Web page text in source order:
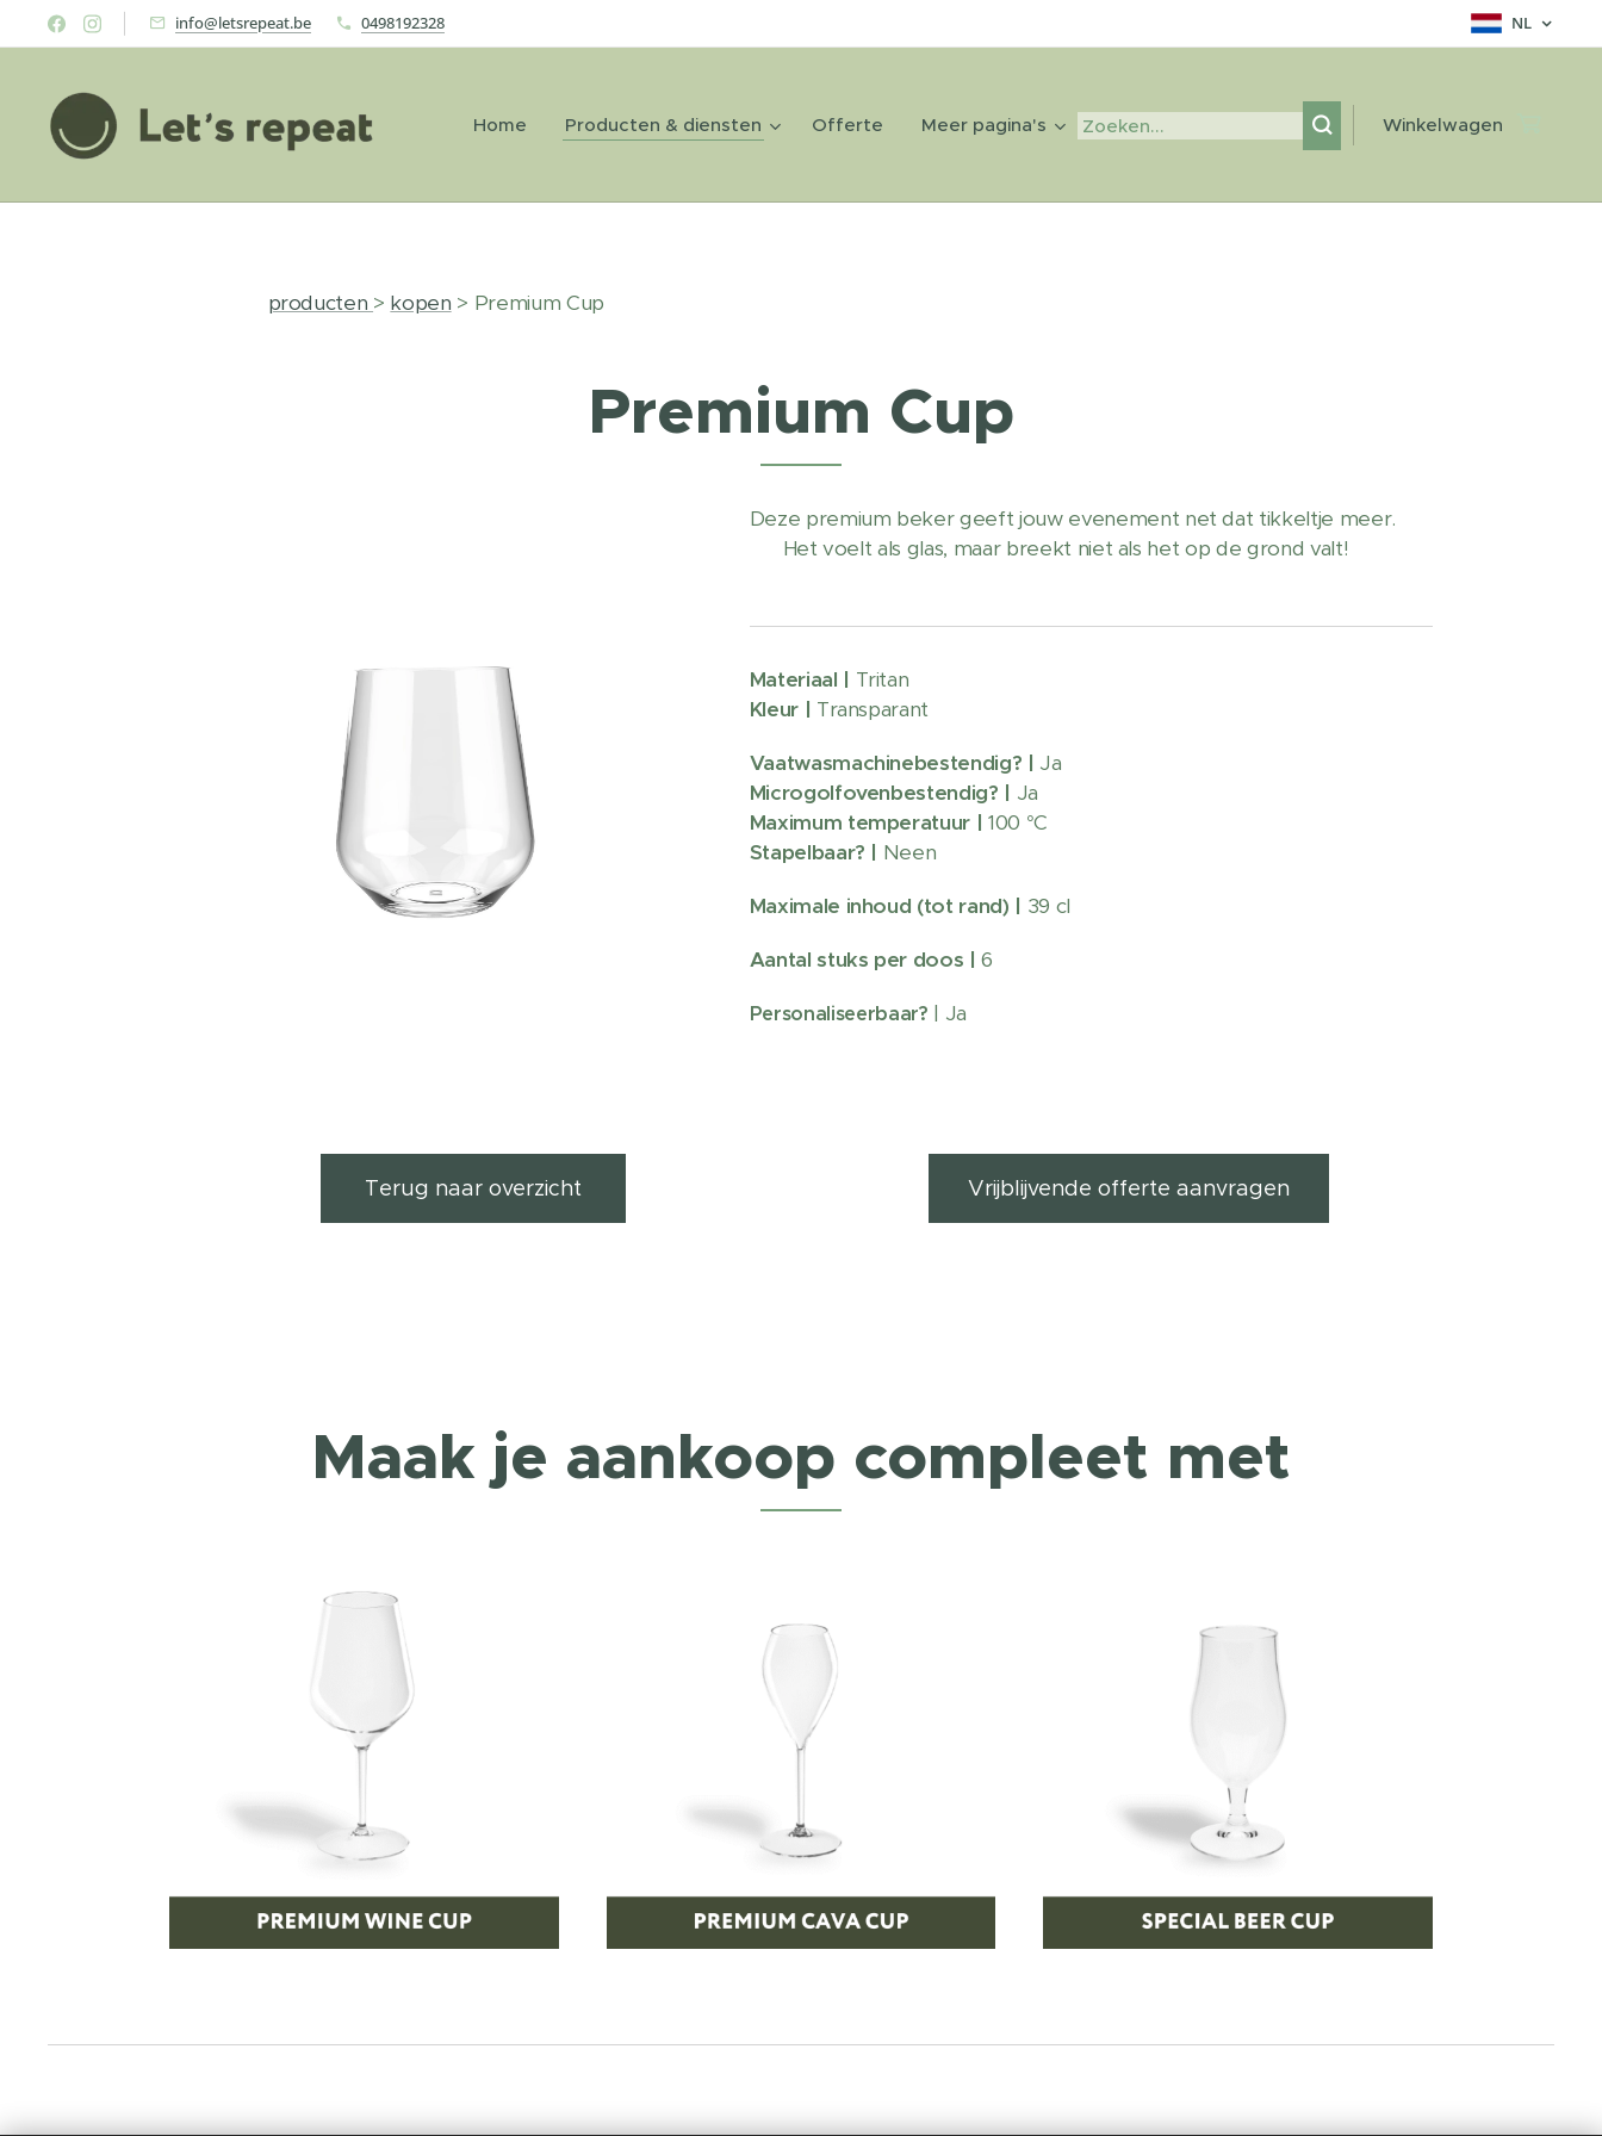
info@letsrepeat.be 0498192328 NL
Home Producten & diensten Offerte Meer pagina's Winkelwagen
producten > kopen > Premium Cup
Premium Cup
Deze premium beker geeft jouw evenement net dat tikkeltje meer.
Het voelt als glas, maar breekt niet als het op de grond valt!
Materiaal | Tritan
Kleur | Transparant
Vaatwasmachinebestendig? | Ja
Microgolfovenbestendig? | Ja
Maximum temperatuur |100 °C
Stapelbaar? | Neen
Maximale inhoud (tot rand) | 39 cl
Aantal stuks per doos | 6
Personaliseerbaar? | Ja
Terug naar overzicht Vrijblijvende offerte aanvragen
Maak je aankoop compleet met